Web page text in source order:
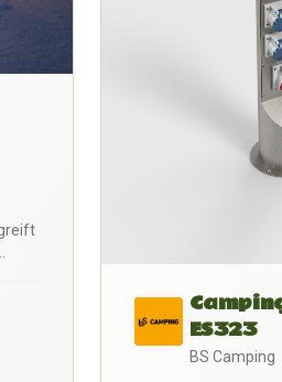
ES323
BS Camping